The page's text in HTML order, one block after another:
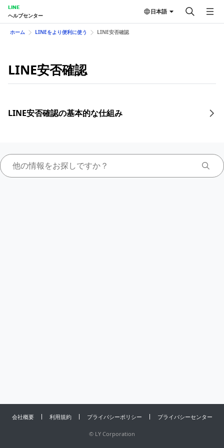
LINE
ヘルプセンター
日本語
ホーム LINEをより便利に使う LINE安否確認
LINE安否確認
LINE安否確認の基本的な仕組み
会社概要 利用規約 プライバシーポリシー プライバシーセンター
© LY Corporation